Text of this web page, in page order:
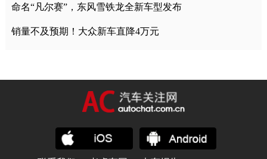
命名“凡尔赛”，东风雪铁龙全新车型发布
销量不及预期！大众新车直降4万元